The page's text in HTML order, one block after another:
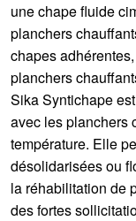
une chape fluide
planchers
chapes
planchers
Sika Syntichape
avec les planchers
température. Elle
désolidarisées ou
la réhabilitation de
des fortes